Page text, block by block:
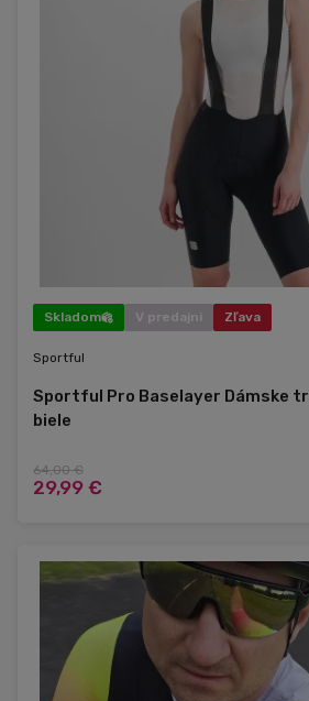
Skladom V predajni Zľava
Sportful
Sportful Pro Baselayer Dámske
biele
64,00 €
29,99 €